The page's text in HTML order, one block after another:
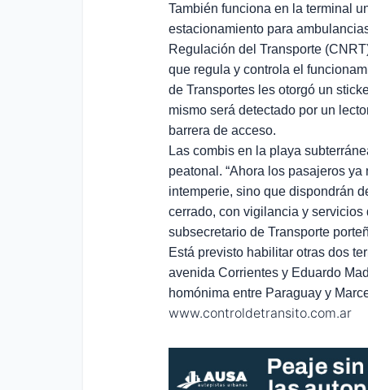
También funciona en la terminal
estacionamiento para
Regulación del Transporte
que regula y controla el
de Transportes les otorgó un
mismo será detectado por un
barrera de acceso.
Las combis en la playa
peatonal. “Ahora los pasajeros
intemperie, sino que dispondrán
cerrado, con vigilancia y servicios
subsecretario de Transporte
Está previsto habilitar otras dos
avenida Corrientes y Eduardo
homónima entre Paraguay y
www.controldetransito.com.ar